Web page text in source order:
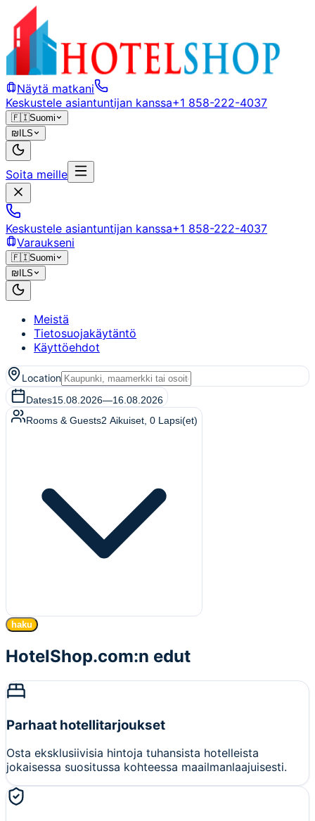
Näytä matkani
Keskustele asiantuntijan kanssa+1 858-222-4037
🇫🇮Suomi
₪ ILS
Soita meille
Keskustele asiantuntijan kanssa+1 858-222-4037
Varaukseni
🇫🇮Suomi
₪ ILS
Meistä
Tietosuojakäytäntö
Käyttöehdot
Location
Dates15.08.2026—16.08.2026
Rooms & Guests2 Aikuiset 0 Lapsi(et)
haku
HotelShop.com:n edut
Parhaat hotellitarjoukset
Osta eksklusiivisia hintoja tuhansista hotelleista
jokaisessa suositussa kohteessa maailmanlaajuisesti.